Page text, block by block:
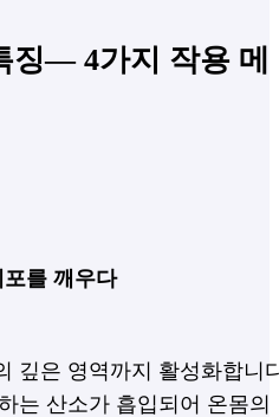
징— 4가지 작용 메
를 깨우다
깊은 영역까지 활성화합니
는 산소가 흡입되어 온몸의